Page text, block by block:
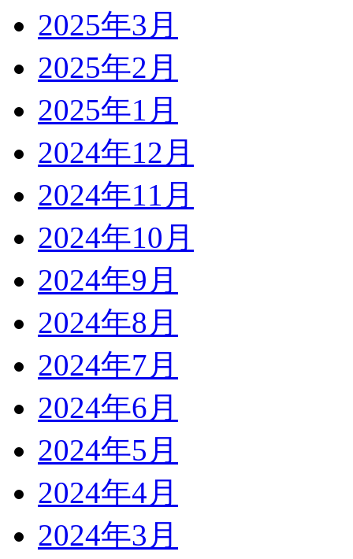
2025年3月
2025年2月
2025年1月
2024年12月
2024年11月
2024年10月
2024年9月
2024年8月
2024年7月
2024年6月
2024年5月
2024年4月
2024年3月